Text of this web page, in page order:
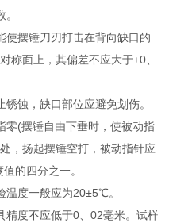
摆锤刀刃打击在背向缺口的
称面上，其偏差不应大于±0、
蚀，缺口部位应避免划伤。
(摆锤自由下垂时，使被动指
，扬起摆锤空打，被动指针应
的四分之一。
度一般应为20±5℃。
度不应低于0、02毫米。试样